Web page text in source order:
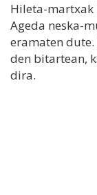
Hileta-martxak
Ageda neska-
eramaten
den bitartean,
dira.